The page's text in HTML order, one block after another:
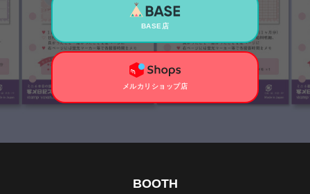
BASE店
メルカリショップ店
BOOTH